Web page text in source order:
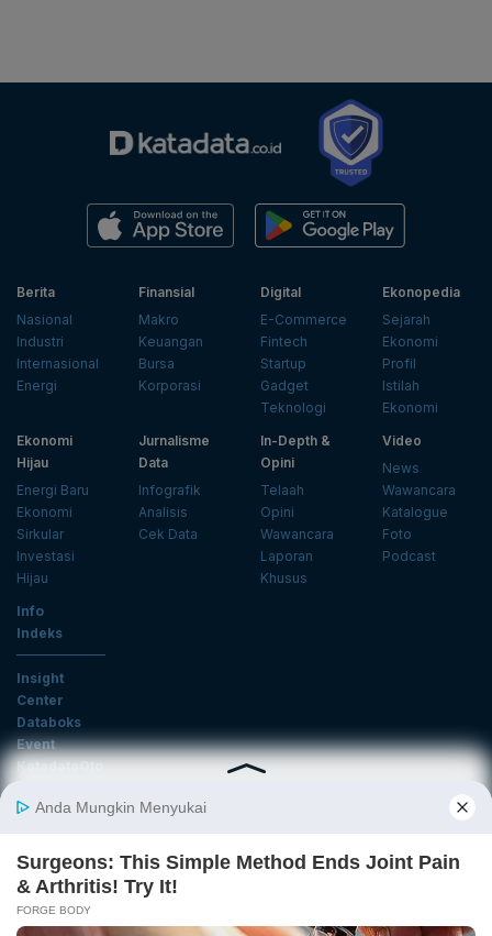
Berita
Nasional
Industri
Internasional
Energi
Finansial
Makro
Keuangan
Bursa
Korporasi
Digital
E-Commerce
Fintech
Startup
Gadget
Teknologi
Ekonopedia
Sejarah
Ekonomi
Profil
Istilah
Ekonomi
Ekonomi
Hijau
Energi Baru
Ekonomi
Sirkular
Investasi
Hijau
Jurnalisme
Data
Infografik
Analisis
Cek Data
In-Depth &
Opini
Telaah
Opini
Wawancara
Laporan
Khusus
Video
News
Wawancara
Katalogue
Foto
Podcast
Info
Indeks
Insight
Center
Databoks
Event
KatadataOto
Email
Daftar